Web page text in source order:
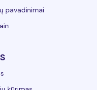
pavadinimai